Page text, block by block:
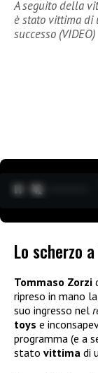
A seguito della
è stato vittima di
successo (VIDEO)
Lo scherzo
Tommaso Zorzi
ripreso in mano
suo ingresso nel
toys e
programma (e a
stato vittima di